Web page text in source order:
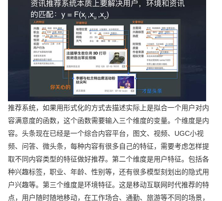
推荐系统，如果用形式化的方式去描述实际上是拟合一个用户对内
容满意度的函数，这个函数需要输入三个维度的变量。个维度是内
容。头条现在已经是一个综合内容平台，图文、视频、UGC小视
频、问答、微头条，每种内容有很多自己的特征，需要考虑怎样提
取不同内容类型的特征做好推荐。第二个维度是用户特征。包括各
种兴趣标签，职业、年龄、性别等，还有很多模型刻划出的隐式用
户兴趣等。第三个维度是环境特征。这是移动互联网时代推荐的特
点，用户随时随地移动，在工作场合、通勤、旅游等不同的场景，